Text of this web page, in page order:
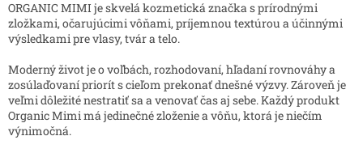
ORGANIC MIMI je skvelá kozmetická značka s prírodnými
zložkami, očarujúcimi vôňami, príjemnou textúrou a účinnými
výsledkami pre vlasy, tvár a telo.
Moderný život je o voľbách, rozhodovaní, hľadaní rovnováhy a
zosúlaďovaní priorít s cieľom prekonať dnešné výzvy. Zároveň je
veľmi dôležité nestratiť sa a venovať čas aj sebe. Každý produkt
Organic Mimi má jedinečné zloženie a vôňu, ktorá je niečím
výnimočná.